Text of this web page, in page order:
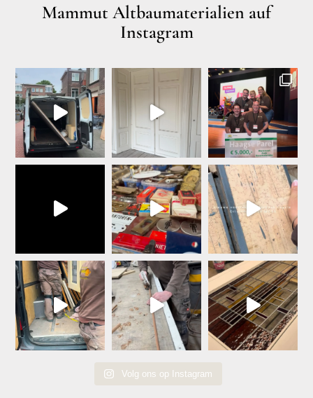
Mammut Altbaumaterialien auf
Instagram
Volg ons op Instagram